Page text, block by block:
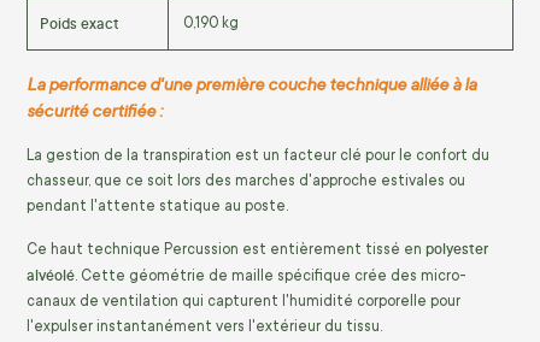
Poids exact 0,190 kg
La performance d'une première couche technique alliée à la
sécurité certifiée :
La gestion de la transpiration est un facteur clé pour le confort du
chasseur, que ce soit lors des marches d'approche estivales ou
pendant l'attente statique au poste.
Ce haut technique Percussion est entièrement tissé en polyester
alvéolé. Cette géométrie de maille spécifique crée des micro-
canaux de ventilation qui capturent l'humidité corporelle pour
l'expulser instantanément vers l'extérieur du tissu.